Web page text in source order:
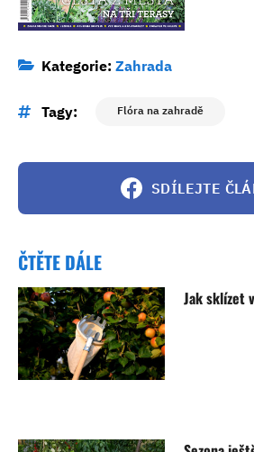
Kategorie: Zahrada
Tagy: Flóra na zahradě
SDÍLEJTE
ČTĚTE DÁLE
Jak sklízet